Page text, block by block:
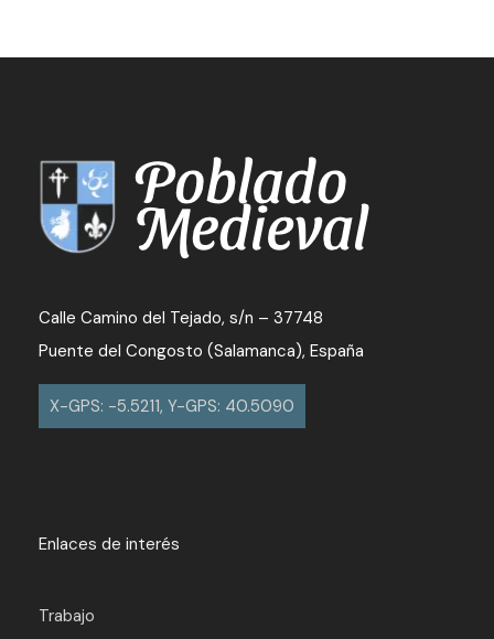
Calle Camino del Tejado, s/n – 37748
Puente del Congosto (Salamanca), España
X-GPS: -5.5211, Y-GPS: 40.5090
Enlaces de interés
Trabajo